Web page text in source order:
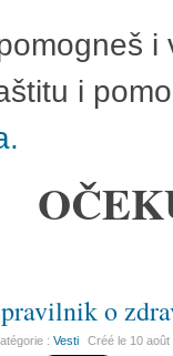
i
o
:Vesti Créé le 10 août